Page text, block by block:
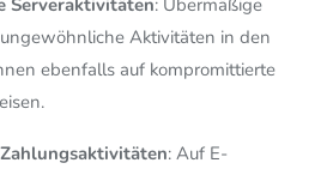
Aktivitäten in den
ebenfalls auf kompromittierte
: Auf E-